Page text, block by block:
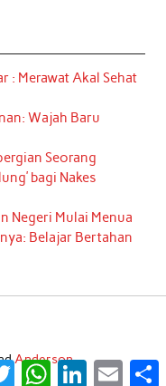
: Merawat Akal Sehat
Wajah Baru
Seorang
bagi Nakes
Negeri Mulai Menua
Belajar Bertahan
Anderson.
TwitterWhatsApp
LinkedInEmail